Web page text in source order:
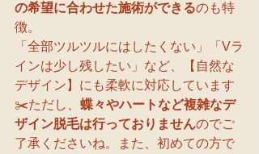
の希望に合わせた施術ができるのも特
徴。
「全部ツルツルにはしたくない」「Vラ
インは少し残したい」など、【自然な
デザイン】にも柔軟に対応しています
✂️ただし、 蝶々やハートなど複雑なデ
ザイン脱毛は行っておりませんのでご
了承くださいね。また、初めての方で